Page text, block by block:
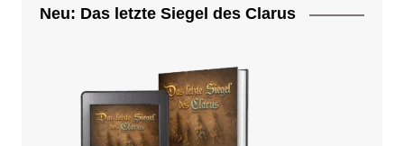
Neu: Das letzte Siegel des Clarus